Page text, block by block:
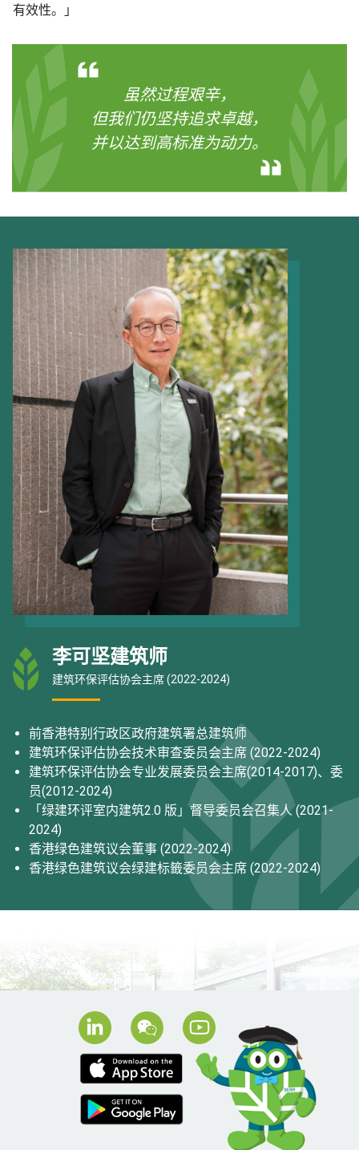
有效性。」
虽然过程艰辛，
但我们仍坚持追求卓越，
并以达到高标准为动力。
李可坚建筑师
建筑环保评估协会主席 (2022-2024)
前香港特别行政区政府建筑署总建筑师
建筑环保评估协会技术审查委员会主席 (2022-2024)
建筑环保评估协会专业发展委员会主席(2014-2017)、委
员(2012-2024)
「绿建环评室内建筑2.0 版」督导委员会召集人 (2021-
2024)
香港绿色建筑议会董事 (2022-2024)
香港绿色建筑议会绿建标籤委员会主席 (2022-2024)